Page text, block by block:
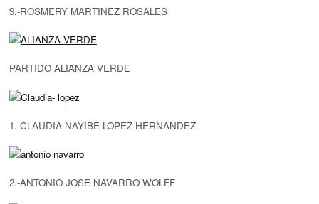
9.-ROSMERY MARTINEZ ROSALES
PARTIDO ALIANZA VERDE
1.-CLAUDIA NAYIBE LOPEZ HERNANDEZ
2.-ANTONIO JOSE NAVARRO WOLFF